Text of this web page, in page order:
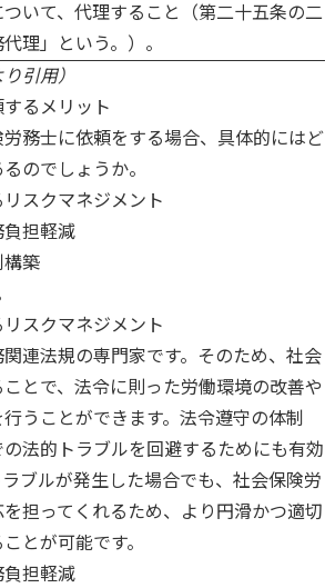
いて、代理すること（第二十五条の二
理」という。）。
引用）
るメリット
務士に依頼をする場合、具体的にはど
のでしょうか。
スクマネジメント
担軽減
構築
スクマネジメント
連法規の専門家です。そのため、社会
とで、法令に則った労働環境の改善や
うことができます。法令遵守の体制
法的トラブルを回避するためにも有効
ブルが発生した場合でも、社会保険労
担ってくれるため、より円滑かつ適切
とが可能です。
担軽減